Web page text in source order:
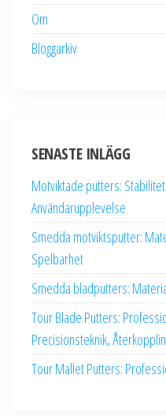
Om
Bloggarkiv
SENASTE INLÄGG
Motviktade putters:
Användarupplevelse
Smedda motviktsputter:
Spelbarhet
Smedda bladputters:
Tour Blade Putters:
Precisionsteknik,
Tour Mallet Putters: